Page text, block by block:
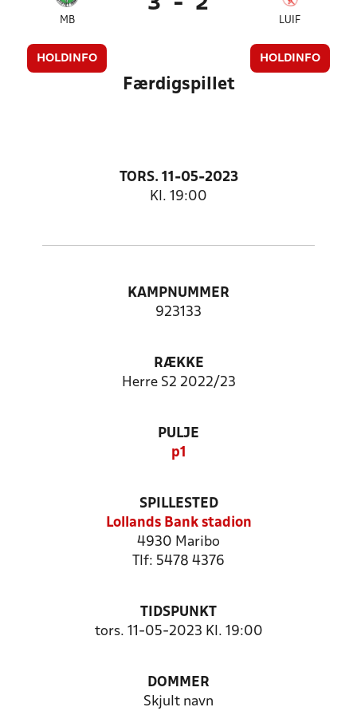
MB
HOLDINFO
3 - 2
LUIF
HOLDINFO
Færdigspillet
TORS. 11-05-2023
Kl. 19:00
KAMPNUMMER
923133
RÆKKE
Herre S2 2022/23
PULJE
p1
SPILLESTED
Lollands Bank stadion
4930 Maribo
Tlf: 5478 4376
TIDSPUNKT
tors. 11-05-2023 Kl. 19:00
DOMMER
Skjult navn